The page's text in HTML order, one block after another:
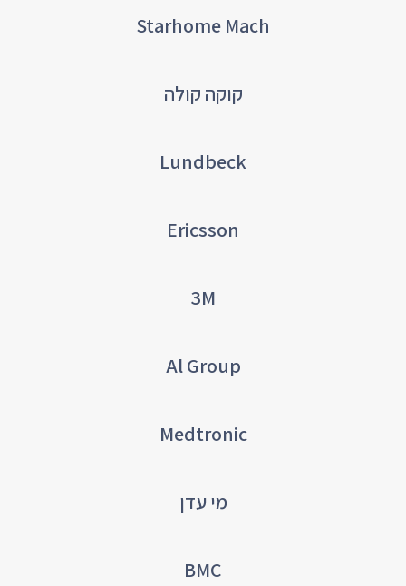
Starhome Mach
קוקה קולה
Lundbeck
Ericsson
3M
Al Group
Medtronic
מי עדן
BMC